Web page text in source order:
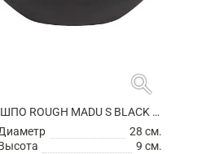
search
КАШПО ROUGH MADU S BLACK WASHED
28 см.
9 см.